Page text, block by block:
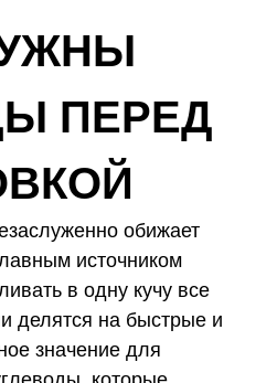
ПЕРЕД
обижает
источником
в одну кучу все
делятся на быстрые и
значение для